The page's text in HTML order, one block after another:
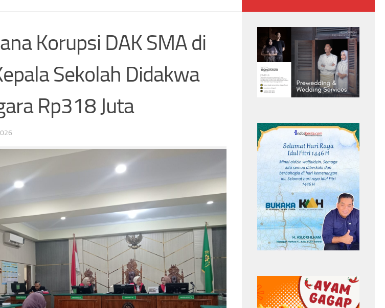
Korupsi DAK SMA di
Sekolah Didakwa
Rp318 Juta
di Korea
IP
Kasus Secara Transparan
Kemarau Kian Terasa,Pasokan Bahan
Baku Air Bersih di Sungai Penuh Anjlok
40 Persen
Ganda putra Malaysia
Headline
Korea Masters 2026
Turnamen BWF Super 300
Empat Wakil Malaysia